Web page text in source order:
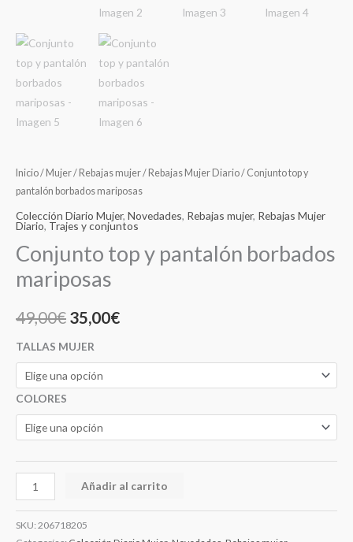
Inicio/ Mujer/ Rebajas mujer/ Rebajas Mujer Diario/ Conjunto top y
pantalón borbados mariposas
Colección Diario Mujer, Novedades, Rebajas mujer, Rebajas Mujer
Diario, Trajes y conjuntos
Conjunto top y pantalón borbados
mariposas
49,00€ 35,00€
TALLAS MUJER
COLORES
Añadir al carrito
SKU: 206718205